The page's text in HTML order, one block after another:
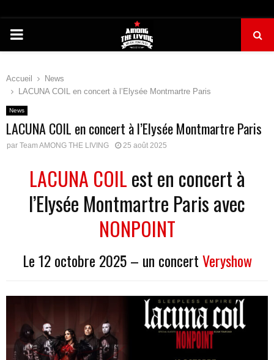
PRIMARY
Accueil
News
LACUNA COIL en concert à l’Elysée Montmartre Paris
News
LACUNA COIL en concert à l’Elysée Montmartre Paris
par Team AMONG THE LIVING 25 août 2025
LACUNA COILest en concert à
l’Elysée Montmartre Paris avec
NONPOINT
Le 12 octobre 2025 – un concertVeryshow